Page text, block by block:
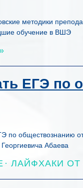
методики
обучение в ВШЭ
ЕГЭ по
по обществознанию
Абаева
ЛАЙФХАКИ ОТ